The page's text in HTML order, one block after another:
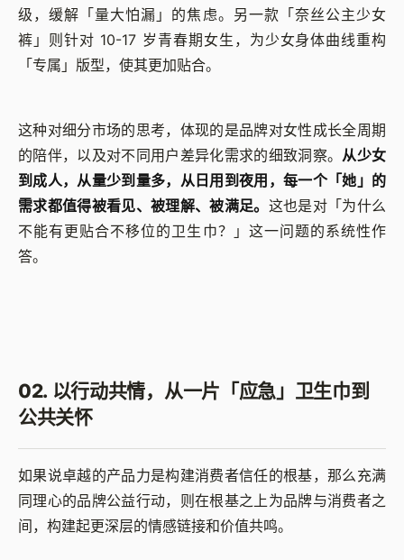
级，缓解「量大怕漏」的焦虑。另一款「奈丝公主少女
裤」则针对 10-17 岁青春期女生，为少女身体曲线重构
「专属」版型，使其更加贴合。
这种对细分市场的思考，体现的是品牌对女性成长全周期
的陪伴，以及对不同用户差异化需求的细致洞察。 从少女
到成人，从量少到量多，从日用到夜用，每一个「她」的
需求都值得被看见、被理解、被满足。 这也是对「为什么
不能有更贴合不移位的卫生巾？」这一问题的系统性作
答。
02. 以行动共情，从一片「应急」卫生巾到
公共关怀
如果说卓越的产品力是构建消费者信任的根基，那么充满
同理心的品牌公益行动，则在根基之上为品牌与消费者之
间，构建起更深层的情感链接和价值共鸣。